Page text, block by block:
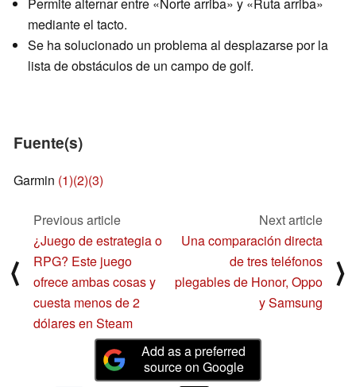
mediante el tacto.
Se ha solucionado un problema al desplazarse por la
lista de obstáculos de un campo de golf.
Fuente(s)
Garmin (1)(2)(3)
⟨
Previous article
¿Juego de estrategia o
RPG? Este juego
ofrece ambas cosas y
cuesta menos de 2
dólares en Steam
Next article
Una comparación directa
de tres teléfonos
plegables de Honor, Oppo
y Samsung
⟩
Add as a preferred
source on Google